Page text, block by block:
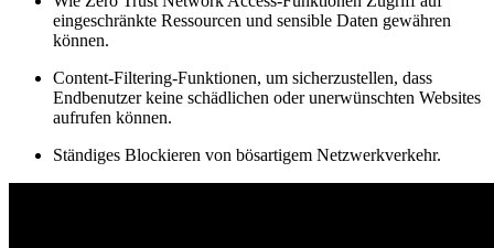
eingeschränkte Ressourcen und sensible Daten gewähren
können.
Content-Filtering-Funktionen, um sicherzustellen, dass
Endbenutzer keine schädlichen oder unerwünschten Websites
aufrufen können.
Ständiges Blockieren von bösartigem Netzwerkverkehr.